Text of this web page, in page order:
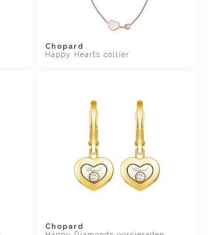
Chopard
Happy Hearts collier
Chopard